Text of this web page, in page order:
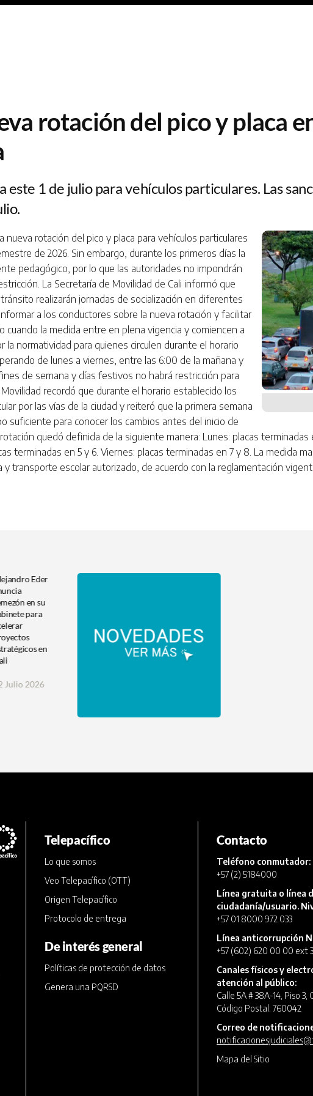
rotación del pico y placa
este 1 de julio para vehículos particulares. Las
nueva rotación del pico y placa para vehículos particulares
de 2026. Sin embargo, durante los primeros días la
pedagógico, por lo que las autoridades no impondrán
La Secretaría de Movilidad de Cali informó que
realizarán jornadas de socialización en diferentes
a los conductores sobre la nueva rotación y facilitar
cuando la medida entre en plena vigencia y comiencen a
la normatividad para quienes circulen durante el horario
de lunes a viernes, entre las 6:00 de la mañana y
de semana y días festivos no habrá restricción para
recordó que durante el horario establecido los
por las vías de la ciudad y reiteró que la primera semana
suficiente para conocer los cambios antes del inicio de
quedó definida de la siguiente manera: Lunes: placas
terminadas en 5 y 6. Viernes: placas terminadas en 7 y 8. La medida
transporte escolar autorizado, de acuerdo con la reglamentación
Eder
en su
para
en
Julio 2026
Telepacífico
Lo que somos
Veo Telepacífico (OTT)
Origen Telepacífico
Protocolo de entrega
De interés general
Políticas de protección de datos
Genera una PQRSD
Contacto
Teléfono conmutador:
+57 (2) 5184000
Línea gratuita o línea
ciudadanía/usuario.
+57 01 8000 972 033
Línea anticorrupción
+57 (602) 620 00 00 ext
Canales físicos y
atención al público:
Calle 5A # 38A-14, Piso 3,
Código Postal: 760042
Correo de
Mapa del Sitio